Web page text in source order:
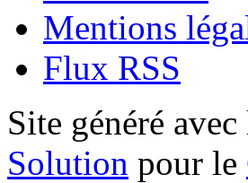
Mentions
Flux RSS
Site généré
Solution pour le